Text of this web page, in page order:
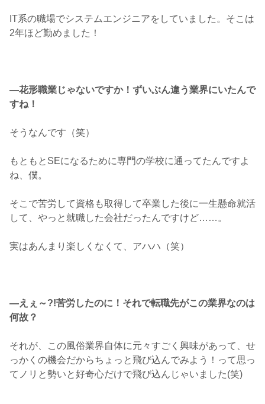
IT系の職場でシステムエンジニアをしていました。そこは
2年ほど勤めました！
―花形職業じゃないですか！ずいぶん違う業界にいたんで
すね！
そうなんです（笑）
もともとSEになるために専門の学校に通ってたんですよ
ね、僕。
そこで苦労して資格も取得して卒業した後に一生懸命就活
して、やっと就職した会社だったんですけど……。
実はあんまり楽しくなくて、アハハ（笑）
―えぇ～?!苦労したのに！それで転職先がこの業界なのは
何故？
それが、この風俗業界自体に元々すごく興味があって、せ
っかくの機会だからちょっと飛び込んでみよう！って思っ
てノリと勢いと好奇心だけで飛び込んじゃいました(笑)